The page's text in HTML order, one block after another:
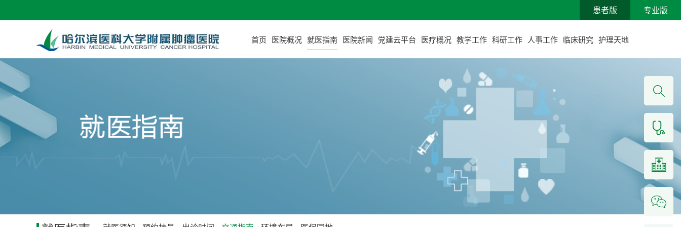
专业版
患者版
首页 医院概况 就医指南 医院新闻 党建云平台 医疗概况 教学工作 科研工作 人事工作 临床研究 护理天地